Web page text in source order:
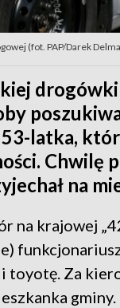
(fot. PAP/Darek
latka,
Chwilę
na
na krajowej
toyotę. Za
gminy.